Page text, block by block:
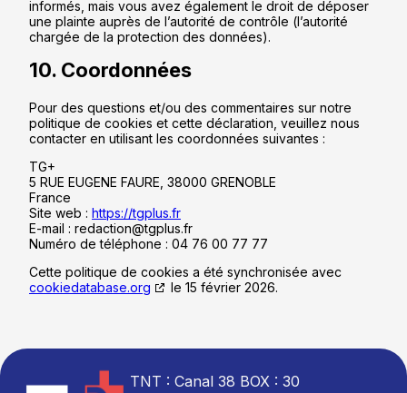
informés, mais vous avez également le droit de déposer
une plainte auprès de l’autorité de contrôle (l’autorité
chargée de la protection des données).
10. Coordonnées
Pour des questions et/ou des commentaires sur notre
politique de cookies et cette déclaration, veuillez nous
contacter en utilisant les coordonnées suivantes :
TG+
5 RUE EUGENE FAURE, 38000 GRENOBLE
France
Site web : https://tgplus.fr
E-mail : redaction@tgplus.fr
Numéro de téléphone : 04 76 00 77 77
Cette politique de cookies a été synchronisée avec
cookiedatabase.org
le 15 février 2026.
TNT : Canal 38 BOX : 30